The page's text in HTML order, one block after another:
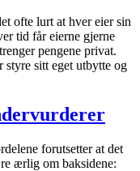
ofte lurt at hver eier sin
tid får eierne gjerne
pengene privat.
styre sitt eget utbytte og
forutsetter at det
ærlig om baksidene: